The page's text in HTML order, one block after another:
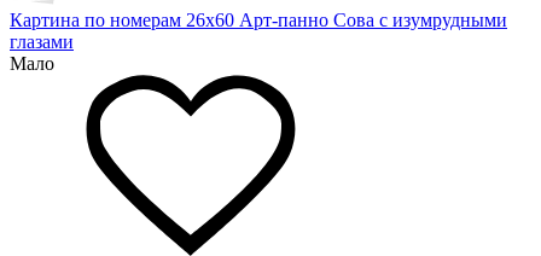
Картина по номерам 26х60 Арт-панно Сова с изумрудными
глазами
Мало